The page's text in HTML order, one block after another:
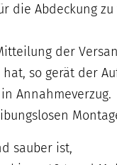
die Abdeckung
der
so gerät der
Annahmeverzug.
sauber ist,